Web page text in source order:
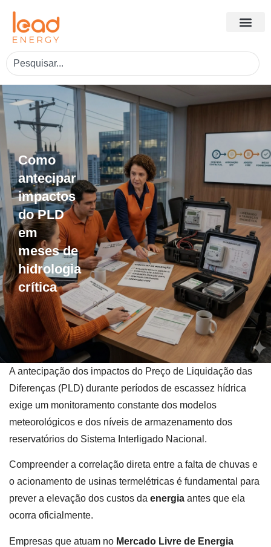
Como
antecipar
impactos
do PLD
em
meses de
hidrologia
crítica
A antecipação dos impactos do Preço de Liquidação das
Diferenças (PLD) durante períodos de escassez hídrica
exige um monitoramento constante dos modelos
meteorológicos e dos níveis de armazenamento dos
reservatórios do Sistema Interligado Nacional.
Compreender a correlação direta entre a falta de chuvas e
o acionamento de usinas termelétricas é fundamental para
prever a elevação dos custos da energia antes que ela
ocorra oficialmente.
Empresas que atuam no Mercado Livre de Energia